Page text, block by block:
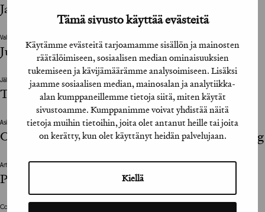
Tämä sivusto käyttää evästeitä
Käytämme evästeitä tarjoamamme sisällön ja mainosten
räätälöimiseen, sosiaalisen median ominaisuuksien
tukemiseen ja kävijämäärämme analysoimiseen. Lisäksi
jaamme sosiaalisen median, mainosalan ja analytiikka-
alan kumppaneillemme tietoja siitä, miten käytät
sivustoamme. Kumppanimme voivat yhdistää näitä
tietoja muihin tietoihin, joita olet antanut heille tai joita
on kerätty, kun olet käyttänyt heidän palvelujaan.
Kiellä
Jaana Haapala-Laiho
Valokuvat / Photographs
Justus Järnefelt
Jälkituotanto / Post Production
Toast Post
Asiakkaan vastuuhenkilö / Client’s Representative
Olli Valtonen, Sari Vapaavuori, Kristiina Backberg
Art Director
Petteri Tyynelä
Copywriter